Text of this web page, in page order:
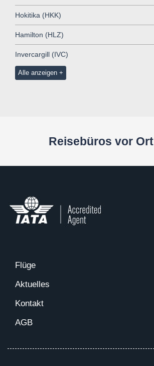
Hokitika (HKK)
Hamilton (HLZ)
Invercargill (IVC)
Alle anzeigen
Reisebüros vor Ort
Flüge
Aktuelles
Kontakt
AGB